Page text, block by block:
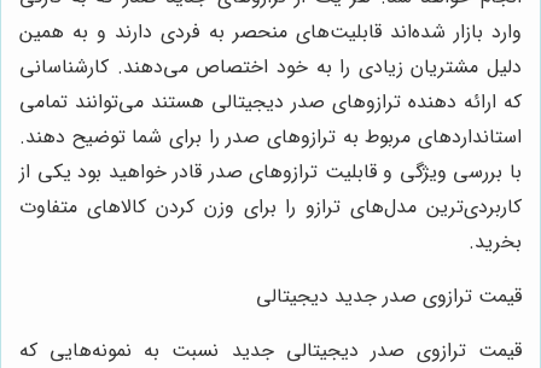
وارد بازار شده‌اند قابلیت‌های منحصر به فردی دارند و به همین
دلیل مشتریان زیادی را به خود اختصاص می‌دهند. کارشناسانی
که ارائه دهنده ترازوهای صدر دیجیتالی هستند می‌توانند تمامی
استانداردهای مربوط به ترازوهای صدر را برای شما توضیح دهند.
با بررسی ویژگی و قابلیت ترازوهای صدر قادر خواهید بود یکی از
کاربردی‌ترین مدل‌های ترازو را برای وزن کردن کالاهای متفاوت
بخرید.
قیمت ترازوی صدر جدید دیجیتالی
قیمت ترازوی صدر دیجیتالی جدید نسبت به نمونه‌هایی که